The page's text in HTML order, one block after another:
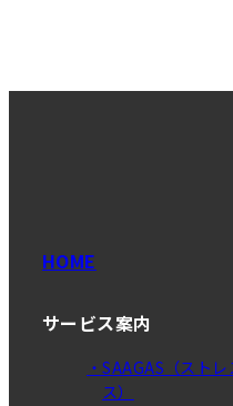
HOME
サービス案内
・SAAGAS（スト
ス）